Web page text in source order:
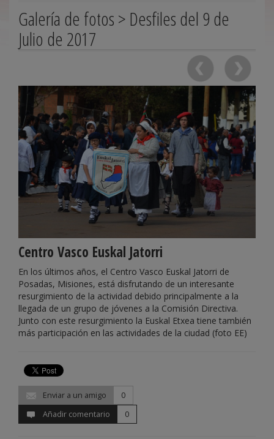
Galería de fotos > Desfiles del 9 de
Julio de 2017
Centro Vasco Euskal Jatorri
En los últimos años, el Centro Vasco Euskal Jatorri de
Posadas, Misiones, está disfrutando de un interesante
resurgimiento de la actividad debido principalmente a la
llegada de un grupo de jóvenes a la Comisión Directiva.
Junto con este resurgimiento la Euskal Etxea tiene también
más participación en las actividades de la ciudad (foto EE)
Enviar a un amigo
0
Añadir comentario
0